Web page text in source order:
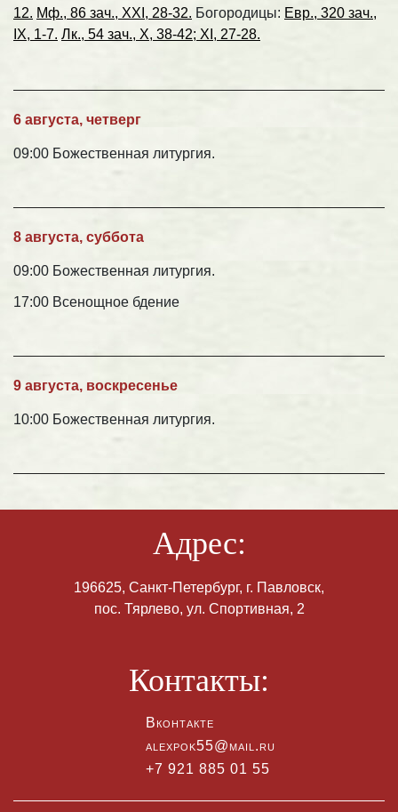
12. Мф., 86 зач., XXI, 28-32. Богородицы: Евр., 320 зач.,
IX, 1-7. Лк., 54 зач., X, 38-42; XI, 27-28.
6 августа, четверг
09:00 Божественная литургия.
8 августа, суббота
09:00 Божественная литургия.
17:00 Всенощное бдение
9 августа, воскресенье
10:00 Божественная литургия.
Адрес:
196625, Санкт-Петербург, г. Павловск,
пос. Тярлево, ул. Спортивная, 2
Контакты:
Вконтакте
alexpok55@mail.ru
+7 921 885 01 55